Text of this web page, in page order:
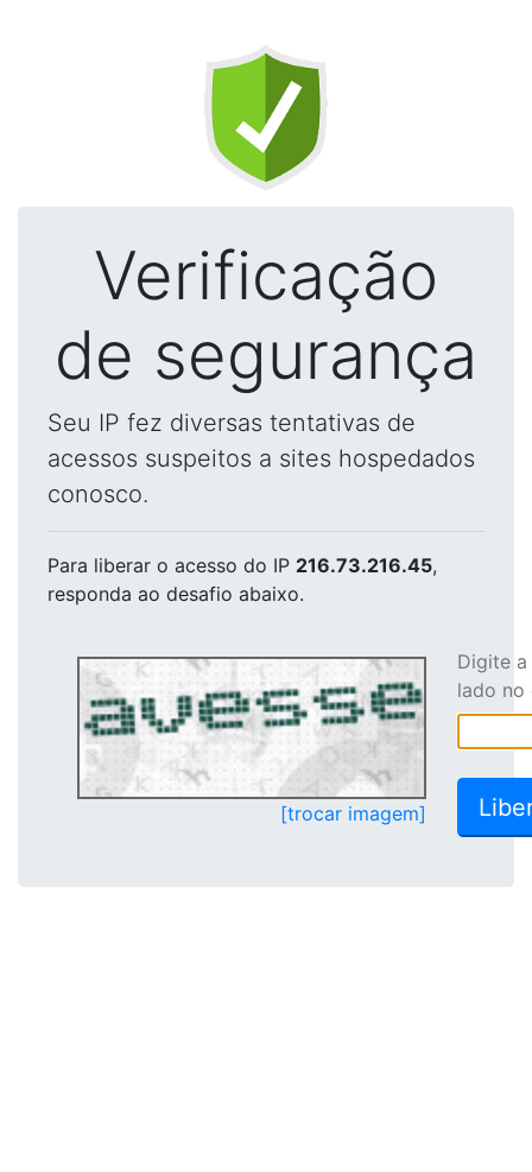
Verificação
de segurança
Seu IP fez diversas tentativas de
acessos suspeitos a sites hospedados
conosco.
Para liberar o acesso do IP 216.73.216.45,
responda ao desafio abaixo.
[trocar imagem]
Digite
lado no